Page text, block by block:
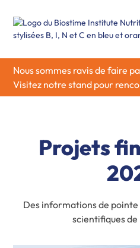
Nous sommes ravis de faire
Visitez notre stand pour
Projets
Des informations de
scientifiques